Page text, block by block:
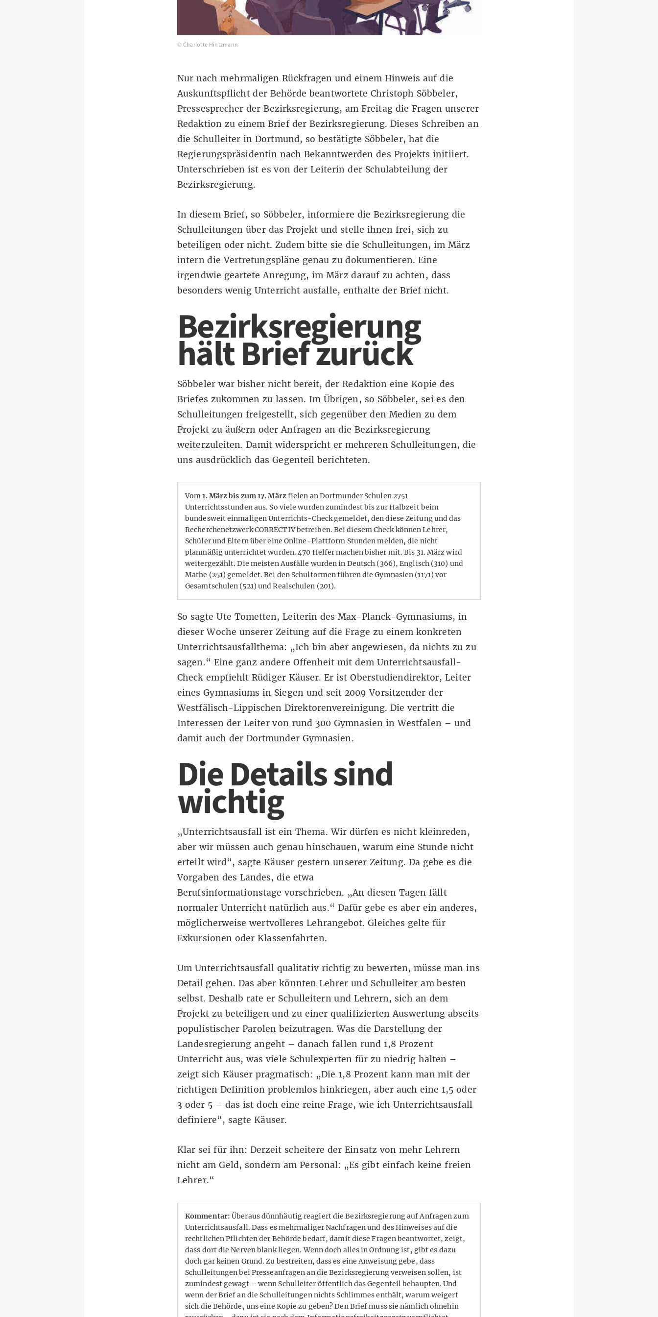
©Charlotte Hintzmann
Nur nach mehrmaligen Rückfragen und einem Hinweis auf die
Auskunftspflicht der Behörde beantwortete Christoph Söbbeler,
Pressesprecher der Bezirksregierung, am Freitag die Fragen unserer
Redaktion zu einem Brief der Bezirksregierung. Dieses Schreiben an
die Schulleiter in Dortmund, so bestätigte Söbbeler, hat die
Regierungspräsidentin nach Bekanntwerden des Projekts initiiert.
Unterschrieben ist es von der Leiterin der Schulabteilung der
Bezirksregierung.
In diesem Brief, so Söbbeler, informiere die Bezirksregierung die
Schulleitungen über das Projekt und stelle ihnen frei, sich zu
beteiligen oder nicht. Zudem bitte sie die Schulleitungen, im März
intern die Vertretungspläne genau zu dokumentieren. Eine
irgendwie geartete Anregung, im März darauf zu achten, dass
besonders wenig Unterricht ausfalle, enthalte der Brief nicht.
Bezirksregierung
hält Brief zurück
Söbbeler war bisher nicht bereit, der Redaktion eine Kopie des
Briefes zukommen zu lassen. Im Übrigen, so Söbbeler, sei es den
Schulleitungen freigestellt, sich gegenüber den Medien zu dem
Projekt zu äußern oder Anfragen an die Bezirksregierung
weiterzuleiten. Damit widerspricht er mehreren Schulleitungen, die
uns ausdrücklich das Gegenteil berichteten.
Vom1. März bis zum 17. Märzfielen an Dortmunder Schulen 2751
Unterrichtsstunden aus. So viele wurden zumindest bis zur Halbzeit beim
bundesweit einmaligen Unterrichts-Check gemeldet, den diese Zeitung und das
Recherchenetzwerk CORRECTIV betreiben. Bei diesem Check können Lehrer,
Schüler und Eltern über eine Online-Plattform Stunden melden, die nicht
planmäßig unterrichtet wurden. 470 Helfer machen bisher mit. Bis 31. März wird
weitergezählt. Die meisten Ausfälle wurden in Deutsch (366), Englisch (310) und
Mathe (251) gemeldet. Bei den Schulformen führen die Gymnasien (1171) vor
Gesamtschulen (521) und Realschulen (201).
So sagte Ute Tometten, Leiterin des Max-Planck-Gymnasiums, in
dieser Woche unserer Zeitung auf die Frage zu einem konkreten
Unterrichtsausfallthema: „Ich bin aber angewiesen, da nichts zu zu
sagen.“ Eine ganz andere Offenheit mit dem Unterrichtsausfall-
Check empfiehlt Rüdiger Käuser. Er ist Oberstudiendirektor, Leiter
eines Gymnasiums in Siegen und seit 2009 Vorsitzender der
Westfälisch-Lippischen Direktorenvereinigung. Die vertritt die
Interessen der Leiter von rund 300 Gymnasien in Westfalen – und
damit auch der Dortmunder Gymnasien.
Die Details sind
wichtig
„Unterrichtsausfall ist ein Thema. Wir dürfen es nicht kleinreden,
aber wir müssen auch genau hinschauen, warum eine Stunde nicht
erteilt wird“, sagte Käuser gestern unserer Zeitung. Da gebe es die
Vorgaben des Landes, die etwa
Berufsinformationstage vorschrieben. „An diesen Tagen fällt
normaler Unterricht natürlich aus.“ Dafür gebe es aber ein anderes,
möglicherweise wertvolleres Lehrangebot. Gleiches gelte für
Exkursionen oder Klassenfahrten.
Um Unterrichtsausfall qualitativ richtig zu bewerten, müsse man ins
Detail gehen. Das aber könnten Lehrer und Schulleiter am besten
selbst. Deshalb rate er Schulleitern und Lehrern, sich an dem
Projekt zu beteiligen und zu einer qualifizierten Auswertung abseits
populistischer Parolen beizutragen. Was die Darstellung der
Landesregierung angeht – danach fallen rund 1,8 Prozent
Unterricht aus, was viele Schulexperten für zu niedrig halten –
zeigt sich Käuser pragmatisch: „Die 1,8 Prozent kann man mit der
richtigen Definition problemlos hinkriegen, aber auch eine 1,5 oder
3 oder 5 – das ist doch eine reine Frage, wie ich Unterrichtsausfall
definiere“, sagte Käuser.
Klar sei für ihn: Derzeit scheitere der Einsatz von mehr Lehrern
nicht am Geld, sondern am Personal: „Es gibt einfach keine freien
Lehrer.“
Kommentar:Überaus dünnhäutig reagiert die Bezirksregierung auf Anfragen zum
Unterrichtsausfall. Dass es mehrmaliger Nachfragen und des Hinweises auf die
rechtlichen Pflichten der Behörde bedarf, damit diese Fragen beantwortet, zeigt,
dass dort die Nerven blank liegen. Wenn doch alles in Ordnung ist, gibt es dazu
doch gar keinen Grund. Zu bestreiten, dass es eine Anweisung gebe, dass
Schulleitungen bei Presseanfragen an die Bezirksregierung verweisen sollen, ist
zumindest gewagt – wenn Schulleiter öffentlich das Gegenteil behaupten. Und
wenn der Brief an die Schulleitungen nichts Schlimmes enthält, warum weigert
sich die Behörde, uns eine Kopie zu geben? Den Brief muss sie nämlich ohnehin